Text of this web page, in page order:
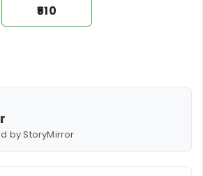
₹510
by StoryMirror